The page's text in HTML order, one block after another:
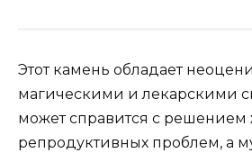
Этот камень обладает
магическими и лекарскими
может справится с решением
репродуктивных проблем, а